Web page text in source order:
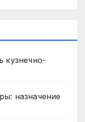
кузнечно-
назначение